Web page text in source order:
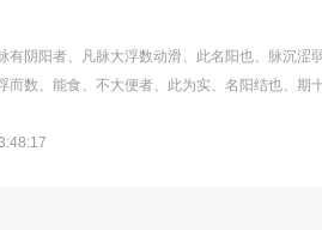
有阴阳者、凡脉大浮数动滑、此名阳也、脉沉
而数、能食、不大便者、此为实、名阳结也、期